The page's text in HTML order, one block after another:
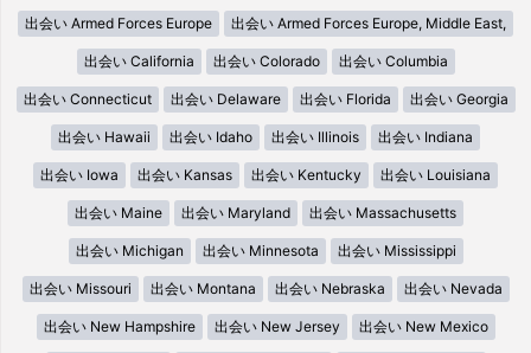
出会い Armed Forces Europe 出会い Armed Forces Europe, Middle East,
出会い California 出会い Colorado 出会い Columbia
出会い Connecticut 出会い Delaware 出会い Florida 出会い Georgia
出会い Hawaii 出会い Idaho 出会い Illinois 出会い Indiana
出会い Iowa 出会い Kansas 出会い Kentucky 出会い Louisiana
出会い Maine 出会い Maryland 出会い Massachusetts
出会い Michigan 出会い Minnesota 出会い Mississippi
出会い Missouri 出会い Montana 出会い Nebraska 出会い Nevada
出会い New Hampshire 出会い New Jersey 出会い New Mexico